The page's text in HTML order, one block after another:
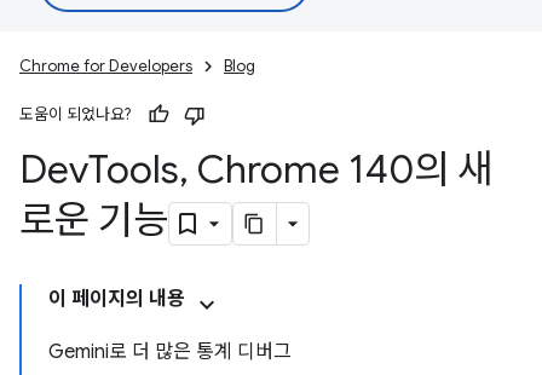
Chrome for Developers Blog
도움이 되었나요?
DevTools, Chrome 140의 새
로운 기능
이 페이지의 내용
Gemini로 더 많은 통계 디버그